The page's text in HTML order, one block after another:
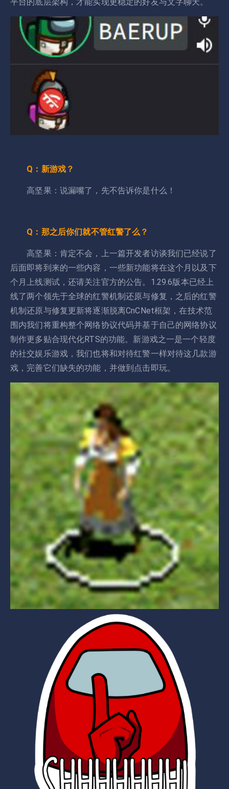
平台的底层架构，才能实现更稳定的好友与文字聊天。
Q：新游戏？
高坚果：说漏嘴了，先不告诉你是什么！
Q：那之后你们就不管红警了么？
高坚果：肯定不会，上一篇开发者访谈我们已经说了
后面即将到来的一些内容，一些新功能将在这个月以及下
个月上线测试，还请关注官方的公告。1.29.6版本已经上
线了两个领先于全球的红警机制还原与修复，之后的红警
机制还原与修复更新将逐渐脱离CnCNet框架，在技术范
围内我们将重构整个网络协议代码并基于自己的网络协议
制作更多贴合现代化RTS的功能。新游戏之一是一个轻度
的社交娱乐游戏，我们也将和对待红警一样对待这几款游
戏，完善它们缺失的功能，并做到点击即玩。